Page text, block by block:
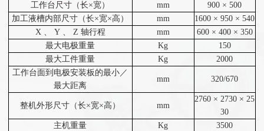
工作台尺寸（长×宽）
mm 900 × 500
加工液槽内部尺寸（长×宽×高）
mm 1600 × 950 × 540
X 、 Y 、 Z 轴行程 mm 600 × 400 × 350
最大电极重量
Kg
150
最大工件重量
Kg
2000
工作台面到电极安装板的最小／
最大距离
mm 320/670
整机外形尺寸（长×宽×高） mm
2760 × 2730 × 25
30
主机重量
Kg
3500